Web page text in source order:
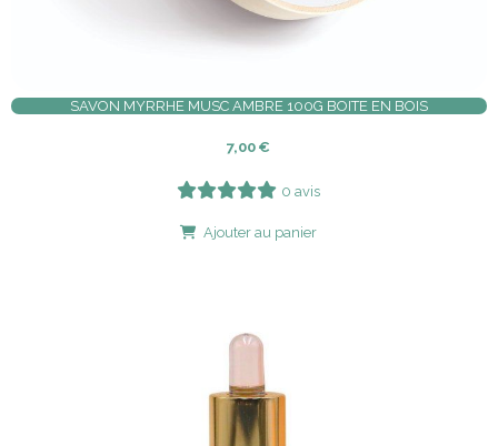
SAVON MYRRHE MUSC AMBRE 100G BOITE EN BOIS
7,00 €
0 avis
Ajouter au panier